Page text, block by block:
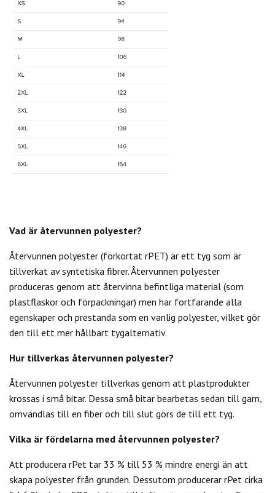
Vad är återvunnen polyester?
Återvunnen polyester (förkortat rPET) är ett tyg som är
tillverkat av syntetiska fibrer. Återvunnen polyester
produceras genom att återvinna befintliga material (som
plastflaskor och förpackningar) men har fortfarande alla
egenskaper och prestanda som en vanlig polyester, vilket gör
den till ett mer hållbart tygalternativ.
Hur tillverkas återvunnen polyester?
Återvunnen polyester tillverkas genom att plastprodukter
krossas i små bitar. Dessa små bitar bearbetas sedan till garn,
omvandlas till en fiber och till slut görs de till ett tyg.
Vilka är fördelarna med återvunnen polyester?
Att producera rPet tar 33 % till 53 % mindre energi än att
skapa polyester från grunden. Dessutom producerar rPet cirka